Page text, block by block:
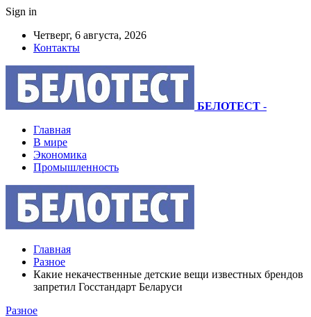
Sign in
Четверг, 6 августа, 2026
Контакты
БЕЛОТЕСТ -
Главная
В мире
Экономика
Промышленность
Главная
Разное
Какие некачественные детские вещи известных брендов
запретил Госстандарт Беларуси
Разное